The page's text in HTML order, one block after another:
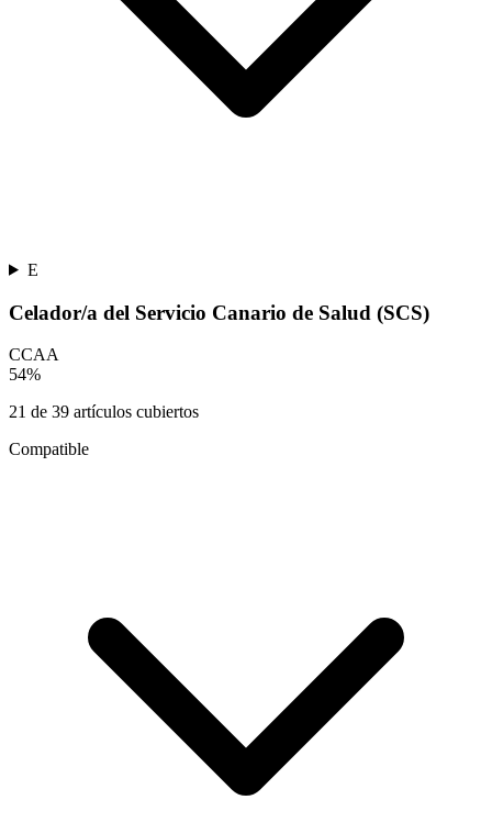
E
Celador/a del Servicio Canario de Salud (SCS)
CCAA
54%
21 de 39 artículos cubiertos
Compatible